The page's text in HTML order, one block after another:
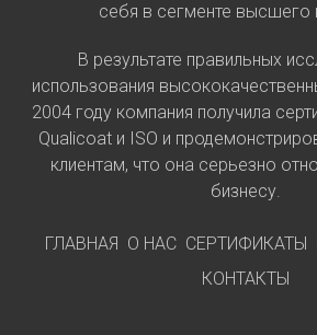
себя в сегменте высшего
В результате правильных
использования
2004 году компания получила
Qualicoat и ISO и
клиентам, что она серьезно
бизнесу.
ГЛАВНАЯ О НАС СЕРТИФИКАТЫ
КОНТАКТЫ